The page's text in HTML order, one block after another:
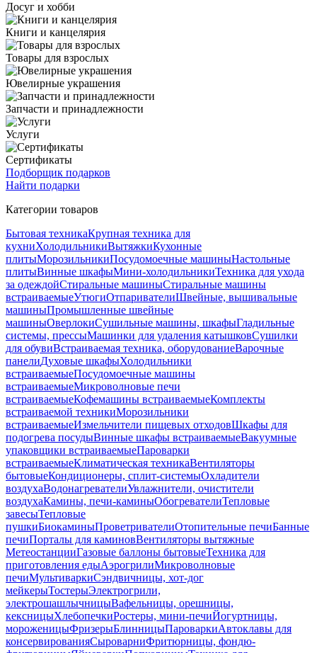
Досуг и хобби
Книги и канцелярия
Товары для взрослых
Ювелирные украшения
Запчасти и принадлежности
Услуги
Сертификаты
Подборщик подарков
Найти подарки
Категории товаров
Бытовая техникаКрупная техника для
кухниХолодильникиВытяжкиКухонные
плитыМорозильникиПосудомоечные машиныНастольные
плитыВинные шкафыМини-холодильникиТехника для ухода
за одеждойСтиральные машиныСтиральные машины
встраиваемыеУтюгиОтпаривателиШвейные, вышивальные
машиныПромышленные швейные
машиныОверлокиСушильные машины, шкафыГладильные
системы, прессыМашинки для удаления катышковСушилки
для обувиВстраиваемая техника, оборудованиеВарочные
панелиДуховые шкафыХолодильники
встраиваемыеПосудомоечные машины
встраиваемыеМикроволновые печи
встраиваемыеКофемашины встраиваемыеКомплекты
встраиваемой техникиМорозильники
встраиваемыеИзмельчители пищевых отходовШкафы для
подогрева посудыВинные шкафы встраиваемыеВакуумные
упаковщики встраиваемыеПароварки
встраиваемыеКлиматическая техникаВентиляторы
бытовыеКондиционеры, сплит-системыОхладители
воздухаВодонагревателиУвлажнители, очистители
воздухаКамины, печи-каминыОбогревателиТепловые
завесыТепловые
пушкиБиокаминыПроветривателиОтопительные печиБанные
печиПорталы для каминовВентиляторы вытяжные
МетеостанцииГазовые баллоны бытовыеТехника для
приготовления едыАэрогрилиМикроволновые
печиМультиваркиСэндвичницы, хот-дог
мейкерыТостерыЭлектрогрили,
электрошашлычницыВафельницы, орешницы,
кексницыХлебопечкиРостеры, мини-печиЙогуртницы,
мороженицыФризерыБлинницыПароваркиАвтоклавы для
консервированияСыроварниФритюрницы, фондю-